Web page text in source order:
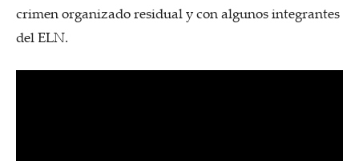
crimen organizado residual y con algunos integrantes
del ELN.